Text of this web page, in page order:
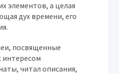
элементов, а целая
дух времени, его
посвященные
интересом
читал описания,